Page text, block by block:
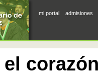
mi portal admisiones